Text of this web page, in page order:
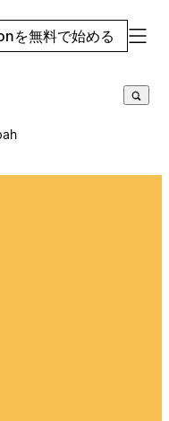
を無料で始める